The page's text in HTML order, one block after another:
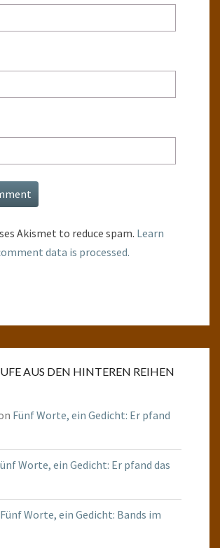
Akismet to reduce spam. Learn
data is processed.
AUS DEN HINTEREN REIHEN
Fünf Worte, ein Gedicht: Er pfand
Worte, ein Gedicht: Er pfand das
Fünf Worte, ein Gedicht: Bands im